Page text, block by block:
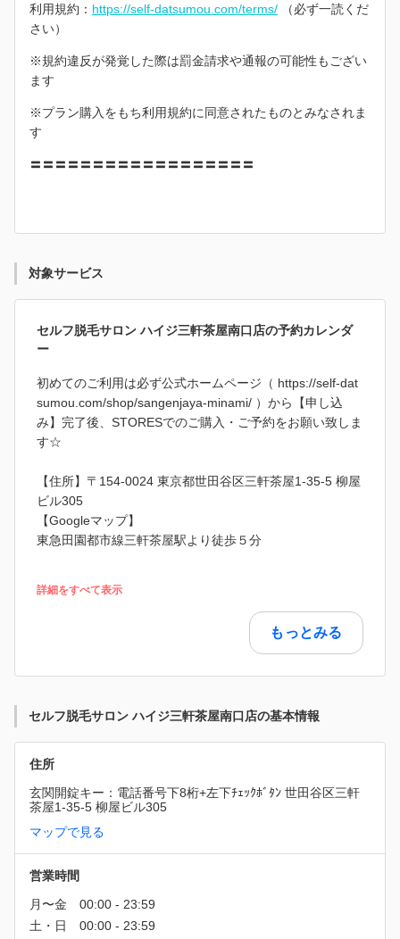
利用規約： https://self-datsumou.com/terms/ （必ず一読くだ
さい）
※規約違反が発覚した際は罰金請求や通報の可能性もござい
ます
※プラン購入をもち利用規約に同意されたものとみなされま
す
〓〓〓〓〓〓〓〓〓〓〓〓〓〓〓〓〓〓
対象サービス
セルフ脱毛サロン ハイジ三軒茶屋南口店の予約カレンダ
ー
初めてのご利用は必ず公式ホームページ（ https://self-dat
sumou.com/shop/sangenjaya-minami/ ）から【申し込
み】完了後、STORESでのご購入・ご予約をお願い致しま
す☆
【住所】〒154-0024 東京都世田谷区三軒茶屋1-35-5 柳屋
ビル305
【Googleマップ】
東急田園都市線三軒茶屋駅より徒歩５分
詳細をすべて表示
もっとみる
セルフ脱毛サロン ハイジ三軒茶屋南口店の基本情報
住所
玄関開錠キー：電話番号下8桁+左下ﾁｪｯｸﾎﾞﾀﾝ 世田谷区三軒
茶屋1-35-5 柳屋ビル305
マップで見る
営業時間